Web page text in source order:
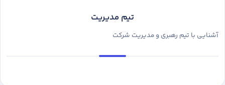
تیم مدیریت
آشنایی با تیم رهبری و مدیریت شرکت